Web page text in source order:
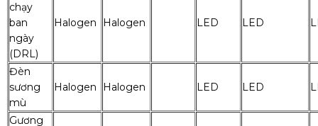
chạy
ban
ngày
(DRL)
Halogen Halogen LED LED
Đèn
sương
mù
Halogen Halogen LED LED
Gương